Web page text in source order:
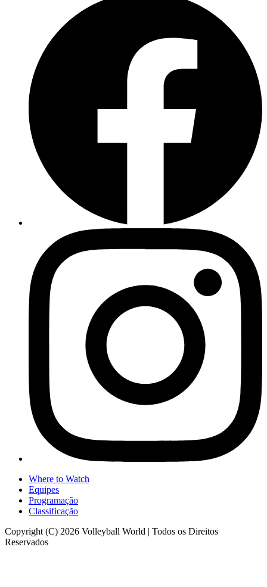
Where to Watch
Equipes
Programação
Classificação
Copyright (C) 2026 Volleyball World | Todos os Direitos
Reservados